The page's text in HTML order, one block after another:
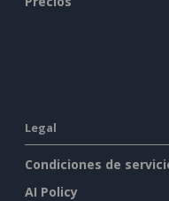
Legal
Condiciones de
AI Policy